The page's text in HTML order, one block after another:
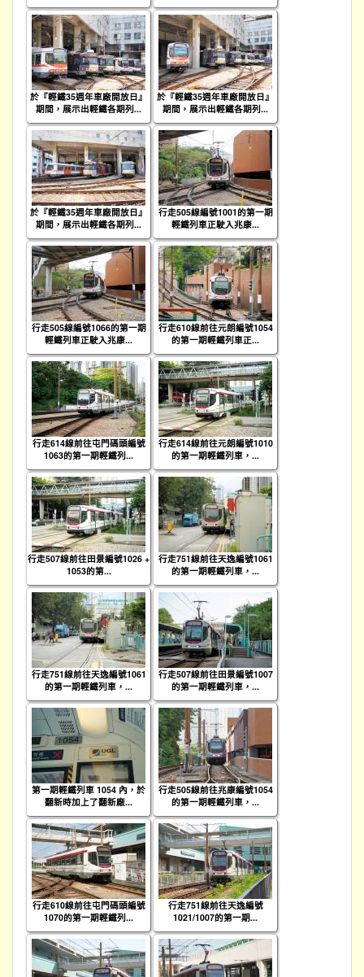
於『輕鐵35週年車廠開放日』
期間，展示出輕鐵各期列...
於『輕鐵35週年車廠開放日』
期間，展示出輕鐵各期列...
於『輕鐵35週年車廠開放日』
期間，展示出輕鐵各期列...
行走505線編號1001的第一期
輕鐵列車正駛入兆康...
行走505線編號1066的第一期
輕鐵列車正駛入兆康...
行走610線前往元朗編號1054
的第一期輕鐵列車正...
行走614線前往屯門碼頭編號
1063的第一期輕鐵列...
行走614線前往元朗編號1010
的第一期輕鐵列車，...
行走507線前往田景編號1026 +
1053的第...
行走751線前往天逸編號1061
的第一期輕鐵列車，...
行走751線前往天逸編號1061
的第一期輕鐵列車，...
行走507線前往田景編號1007
的第一期輕鐵列車，...
第一期輕鐵列車 1054 內，於
翻新時加上了翻新廠...
行走505線前往兆康編號1054
的第一期輕鐵列車，...
行走610線前往屯門碼頭編號
1070的第一期輕鐵列...
行走751線前往天逸編號
1021/1007的第一期...